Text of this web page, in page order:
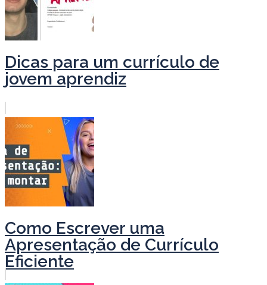
Dicas para um currículo de
jovem aprendiz
Como Escrever uma
Apresentação de Currículo
Eficiente